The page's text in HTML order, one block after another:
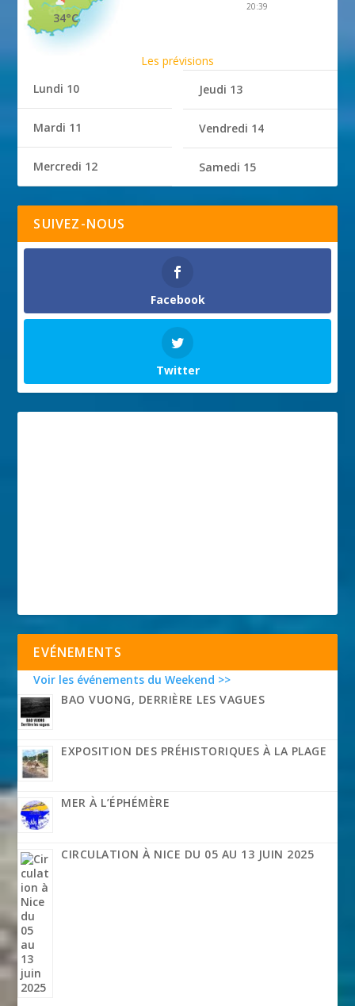
34°C
20:39
Les prévisions
Lundi 10
Mardi 11
Mercredi 12
Jeudi 13
Vendredi 14
Samedi 15
SUIVEZ-NOUS
Facebook
Twitter
EVÉNEMENTS
Voir les événements du Weekend >>
BAO VUONG, DERRIÈRE LES VAGUES
EXPOSITION DES PRÉHISTORIQUES À LA PLAGE
MER À L’ÉPHÉMÈRE
CIRCULATION À NICE DU 05 AU 13 JUIN 2025